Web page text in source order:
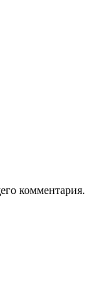
комментария.